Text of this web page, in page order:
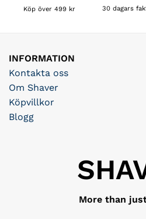
Köp över 499 kr 30 dagars
INFORMATION
Kontakta oss
Om Shaver
Köpvillkor
Blogg
More than